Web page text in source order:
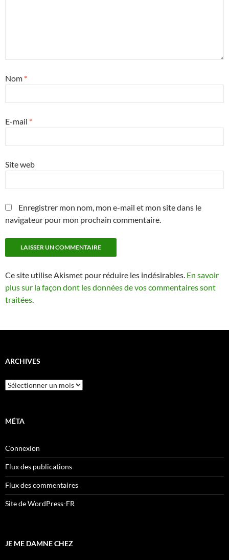
Nom *
E-mail *
Site web
Enregistrer mon nom, mon e-mail et mon site dans le
navigateur pour mon prochain commentaire.
Ce site utilise Akismet pour réduire les indésirables. En savoir
plus sur la façon dont les données de vos commentaires sont
traitées.
ARCHIVES
Archives
MÉTA
Connexion
Flux des publications
Flux des commentaires
Site de WordPress-FR
JE ME DAMNE CHEZ